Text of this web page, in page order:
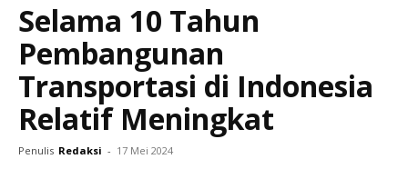
Selama 10 Tahun
Pembangunan
Transportasi di Indonesia
Relatif Meningkat
Penulis Redaksi - 17 Mei 2024